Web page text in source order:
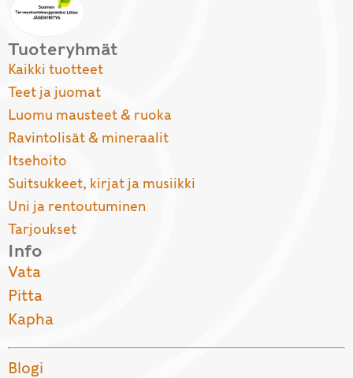
Tuoteryhmät
Kaikki tuotteet
Teet ja juomat
Luomu mausteet & ruoka
Ravintolisät & mineraalit
Itsehoito
Suitsukkeet, kirjat ja musiikki
Uni ja rentoutuminen
Tarjoukset
Info
Vata
Pitta
Kapha
Blogi